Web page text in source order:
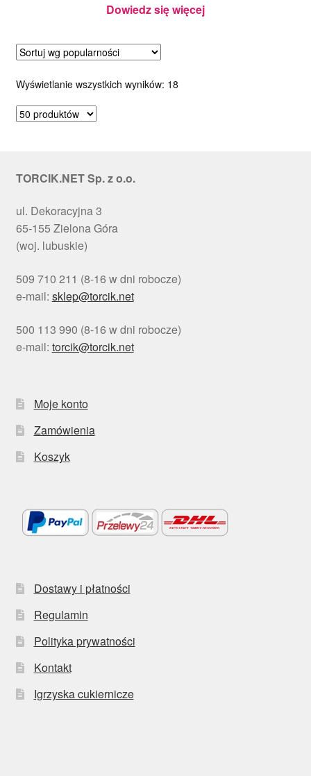
Dowiedz się więcej
Wyświetlanie wszystkich wyników: 18Posortowane
TORCIK.NET Sp. z o.o.
ul. Dekoracyjna 3
65-155 Zielona Góra
(woj. lubuskie)
509 710 211 (8-16 w dni robocze)
e-mail: sklep@torcik.net
500 113 990 (8-16 w dni robocze)
e-mail: torcik@torcik.net
Moje konto
Zamówienia
Koszyk
Dostawy i płatności
Regulamin
Polityka prywatności
Kontakt
Igrzyska cukiernicze